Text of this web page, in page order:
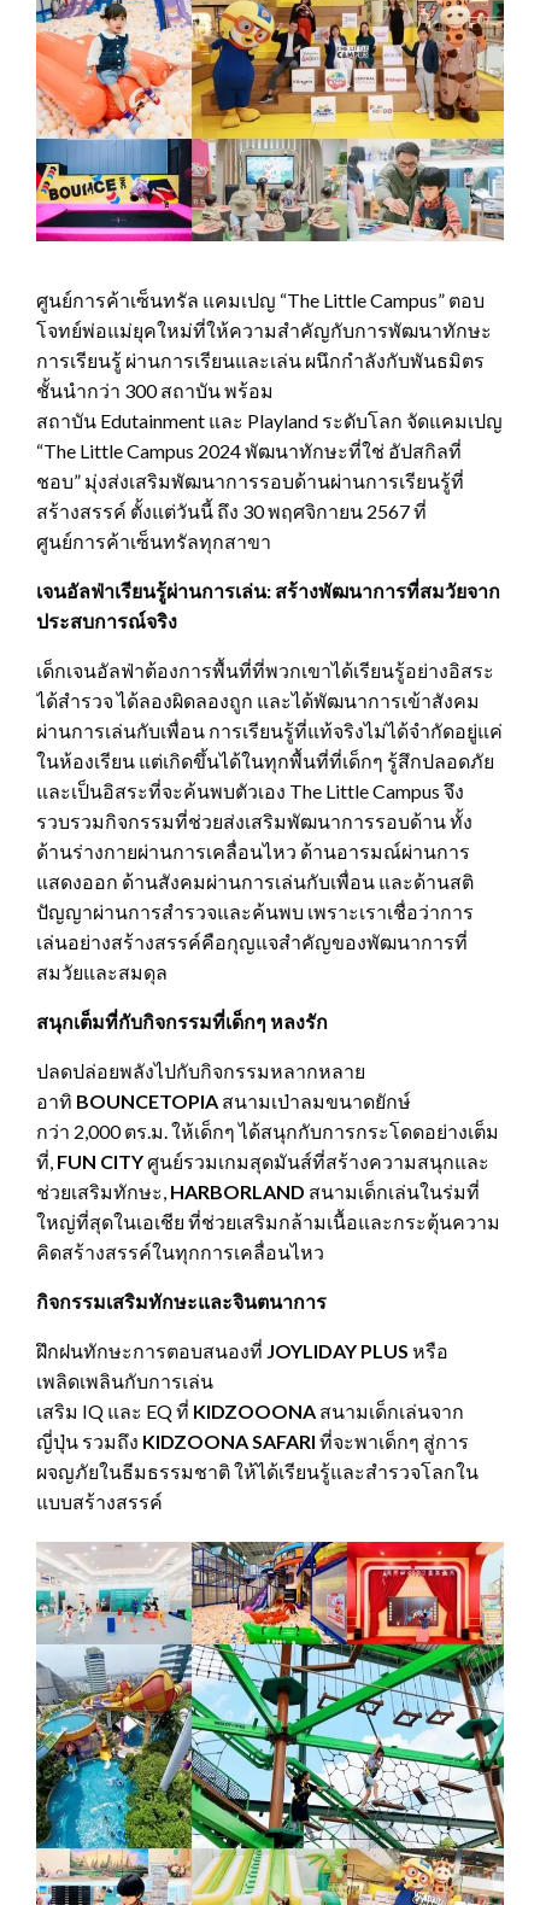
ศูนย์การค้าเซ็นทรัล แคมเปญ “The Little Campus” ตอบ
โจทย์พ่อแม่ยุคใหม่ที่ให้ความสำคัญกับการพัฒนาทักษะ
การเรียนรู้ ผ่านการเรียนและเล่น ผนึกกำลังกับพันธมิตร
ชั้นนำกว่า 300 สถาบัน พร้อม
สถาบัน Edutainment และ Playland ระดับโลก จัดแคมเปญ
“The Little Campus 2024 พัฒนาทักษะที่ใช่ อัปสกิลที่
ชอบ” มุ่งส่งเสริมพัฒนาการรอบด้านผ่านการเรียนรู้ที่
สร้างสรรค์ ตั้งแต่วันนี้ ถึง 30 พฤศจิกายน 2567 ที่
ศูนย์การค้าเซ็นทรัลทุกสาขา
เจนอัลฟ่าเรียนรู้ผ่านการเล่น: สร้างพัฒนาการที่สมวัยจาก
ประสบการณ์จริง
เด็กเจนอัลฟ่าต้องการพื้นที่ที่พวกเขาได้เรียนรู้อย่างอิสระ
ได้สำรวจ ได้ลองผิดลองถูก และได้พัฒนาการเข้าสังคม
ผ่านการเล่นกับเพื่อน การเรียนรู้ที่แท้จริงไม่ได้จำกัดอยู่แค่
ในห้องเรียน แต่เกิดขึ้นได้ในทุกพื้นที่ที่เด็กๆ รู้สึกปลอดภัย
และเป็นอิสระที่จะค้นพบตัวเอง The Little Campus จึง
รวบรวมกิจกรรมที่ช่วยส่งเสริมพัฒนาการรอบด้าน ทั้ง
ด้านร่างกายผ่านการเคลื่อนไหว ด้านอารมณ์ผ่านการ
แสดงออก ด้านสังคมผ่านการเล่นกับเพื่อน และด้านสติ
ปัญญาผ่านการสำรวจและค้นพบ เพราะเราเชื่อว่าการ
เล่นอย่างสร้างสรรค์คือกุญแจสำคัญของพัฒนาการที่
สมวัยและสมดุล
สนุกเต็มที่กับกิจกรรมที่เด็กๆ หลงรัก
ปลดปล่อยพลังไปกับกิจกรรมหลากหลาย
อาทิ BOUNCETOPIA สนามเป่าลมขนาดยักษ์
กว่า 2,000 ตร.ม. ให้เด็กๆ ได้สนุกกับการกระโดดอย่างเต็ม
ที่, FUN CITYศูนย์รวมเกมสุดมันส์ที่สร้างความสนุกและ
ช่วยเสริมทักษะ, HARBORLAND สนามเด็กเล่นในร่มที่
ใหญ่ที่สุดในเอเชีย ที่ช่วยเสริมกล้ามเนื้อและกระตุ้นความ
คิดสร้างสรรค์ในทุกการเคลื่อนไหว
กิจกรรมเสริมทักษะและจินตนาการ
ฝึกฝนทักษะการตอบสนองที่ JOYLIDAY PLUS หรือ
เพลิดเพลินกับการเล่น
เสริม IQ และ EQ ที่ KIDZOOONA สนามเด็กเล่นจาก
ญี่ปุ่น รวมถึง KIDZOONA SAFARI ที่จะพาเด็กๆ สู่การ
ผจญภัยในธีมธรรมชาติ ให้ได้เรียนรู้และสำรวจโลกใน
แบบสร้างสรรค์